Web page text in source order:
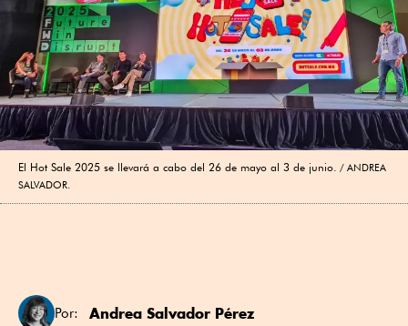
El Hot Sale 2025 se llevará a cabo del 26 de mayo al 3 de junio.
ANDREA
SALVADOR.
Por: Andrea Salvador Pérez